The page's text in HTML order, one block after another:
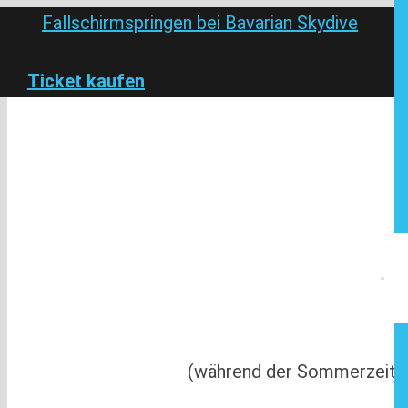
Ticket kaufen
(während der Sommerzeit: